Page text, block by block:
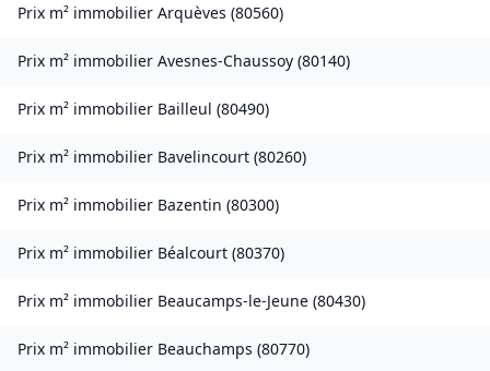
Prix m² immobilier Arquèves (80560)
Prix m² immobilier Avesnes-Chaussoy (80140)
Prix m² immobilier Bailleul (80490)
Prix m² immobilier Bavelincourt (80260)
Prix m² immobilier Bazentin (80300)
Prix m² immobilier Béalcourt (80370)
Prix m² immobilier Beaucamps-le-Jeune (80430)
Prix m² immobilier Beauchamps (80770)